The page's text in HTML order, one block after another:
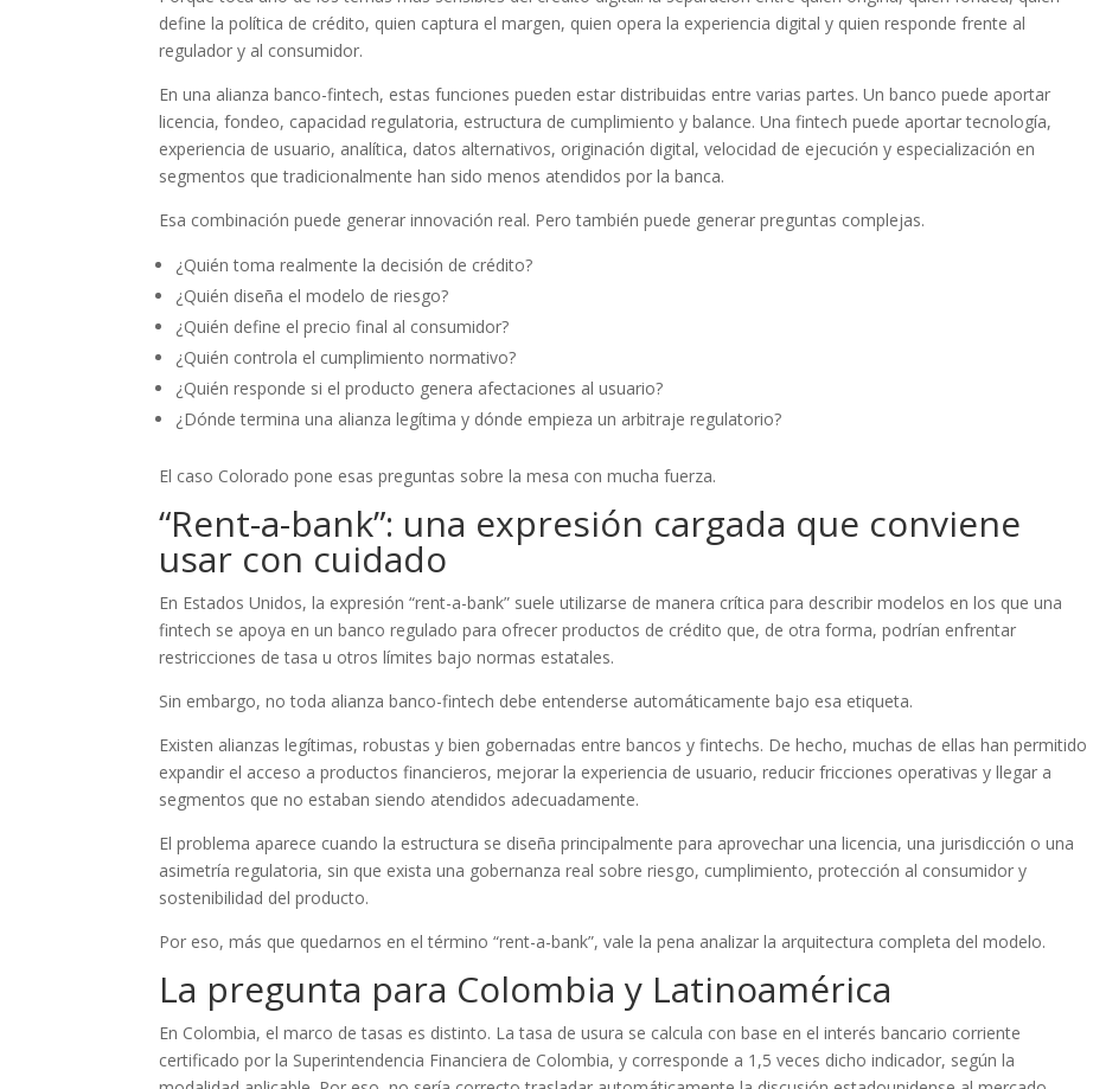
define la política de crédito, quien captura el margen, quien opera la experiencia digital y quien responde frente al
regulador y al consumidor.
En una alianza banco-fintech, estas funciones pueden estar distribuidas entre varias partes. Un banco puede aportar
licencia, fondeo, capacidad regulatoria, estructura de cumplimiento y balance. Una fintech puede aportar tecnología,
experiencia de usuario, analítica, datos alternativos, originación digital, velocidad de ejecución y especialización en
segmentos que tradicionalmente han sido menos atendidos por la banca.
Esa combinación puede generar innovación real. Pero también puede generar preguntas complejas.
¿Quién toma realmente la decisión de crédito?
¿Quién diseña el modelo de riesgo?
¿Quién define el precio final al consumidor?
¿Quién controla el cumplimiento normativo?
¿Quién responde si el producto genera afectaciones al usuario?
¿Dónde termina una alianza legítima y dónde empieza un arbitraje regulatorio?
El caso Colorado pone esas preguntas sobre la mesa con mucha fuerza.
“Rent-a-bank”: una expresión cargada que conviene
usar con cuidado
En Estados Unidos, la expresión “rent-a-bank” suele utilizarse de manera crítica para describir modelos en los que una
fintech se apoya en un banco regulado para ofrecer productos de crédito que, de otra forma, podrían enfrentar
restricciones de tasa u otros límites bajo normas estatales.
Sin embargo, no toda alianza banco-fintech debe entenderse automáticamente bajo esa etiqueta.
Existen alianzas legítimas, robustas y bien gobernadas entre bancos y fintechs. De hecho, muchas de ellas han permitido
expandir el acceso a productos financieros, mejorar la experiencia de usuario, reducir fricciones operativas y llegar a
segmentos que no estaban siendo atendidos adecuadamente.
El problema aparece cuando la estructura se diseña principalmente para aprovechar una licencia, una jurisdicción o una
asimetría regulatoria, sin que exista una gobernanza real sobre riesgo, cumplimiento, protección al consumidor y
sostenibilidad del producto.
Por eso, más que quedarnos en el término “rent-a-bank”, vale la pena analizar la arquitectura completa del modelo.
La pregunta para Colombia y Latinoamérica
En Colombia, el marco de tasas es distinto. La tasa de usura se calcula con base en el interés bancario corriente
certificado por la Superintendencia Financiera de Colombia, y corresponde a 1,5 veces dicho indicador, según la